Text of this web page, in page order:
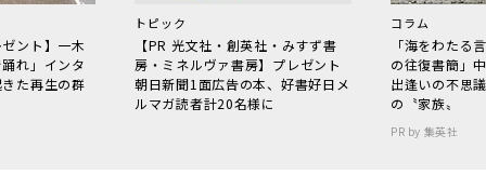
ント】一木
れ」インタ
た再生の群
トピック
【PR 光文社・創英社・みすず書
房・ミネルヴァ書房】プレゼント
朝日新聞1面広告の本、好書好日メ
ルマガ読者計20名様に
コラム
「海をわた
の往復書簡」
出逢いの不思
の〝家族〟
PR by 集英社